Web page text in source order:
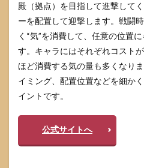
殿（拠点）を目指して進撃して
ーを配置して迎撃します。戦闘
く“気”を消費して、任意の位置
す。キャラにはそれぞれコスト
ほど消費する気の量も多くなり
イミング、配置位置などを細か
イントです。
公式サイトへ